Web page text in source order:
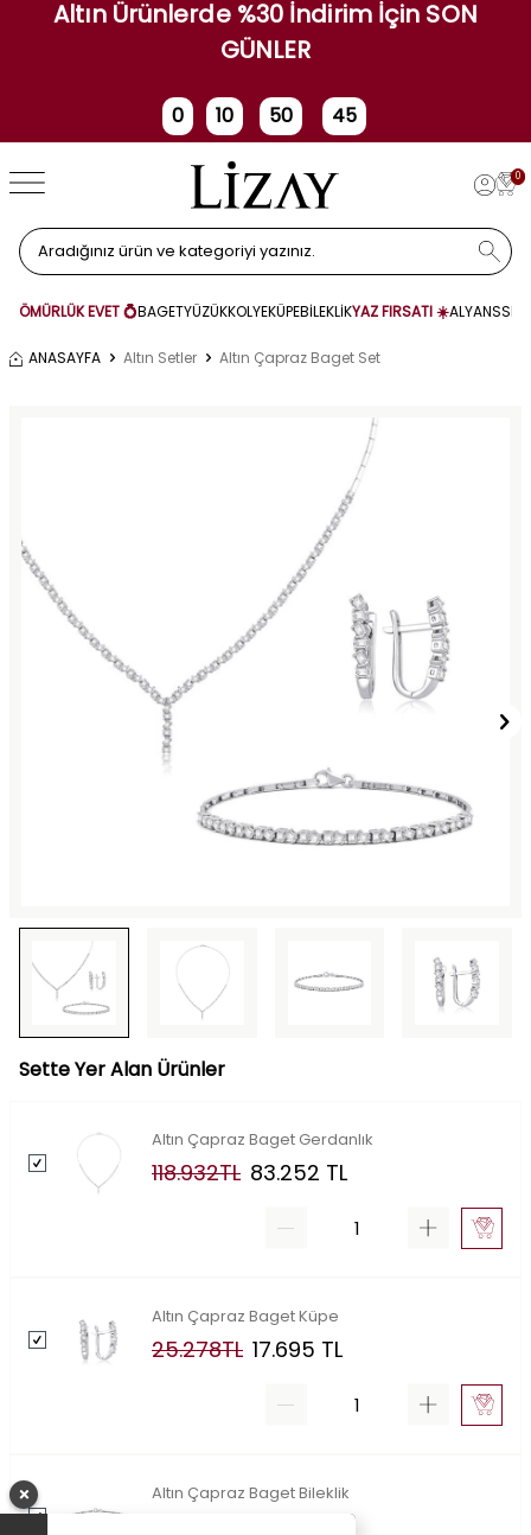
Altın Ürünlerde %30 İndirim İçin SON
GÜNLER
0
Gün
10
Saat
50 45
0
ÖMÜRLÜK EVET 💍BAGETYÜZÜKKOLYEKÜPEBİLEKLİKYAZ FIRSATI ☀️ALYANS
ANASAYFA Altın Setler Altın Çapraz Baget Set
Sette Yer Alan Ürünler
Altın Çapraz Baget Gerdanlık
118.932TL 83.252 TL
Altın Çapraz Baget Küpe
25.278TL 17.695 TL
Altın Çapraz Baget Bileklik
×